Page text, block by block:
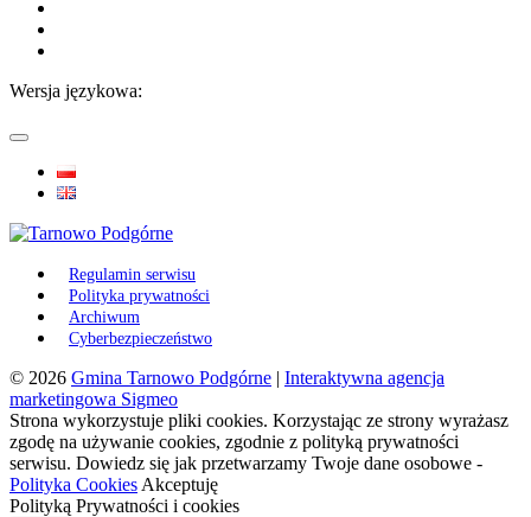
Wersja językowa:
Regulamin serwisu
Polityka prywatności
Archiwum
Cyberbezpieczeństwo
© 2026 Gmina Tarnowo Podgórne | Interaktywna agencja
marketingowa Sigmeo
Strona wykorzystuje pliki cookies. Korzystając ze strony wyrażasz
zgodę na używanie cookies, zgodnie z polityką prywatności
serwisu. Dowiedz się jak przetwarzamy Twoje dane osobowe -
Polityka Cookies Akceptuję
Polityką Prywatności i cookies